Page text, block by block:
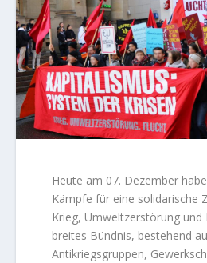
Heute am 07. Dezember
Kämpfe für eine solidarische
Krieg, Umweltzerstörung und
breites Bündnis, bestehend
Antikriegsgruppen,